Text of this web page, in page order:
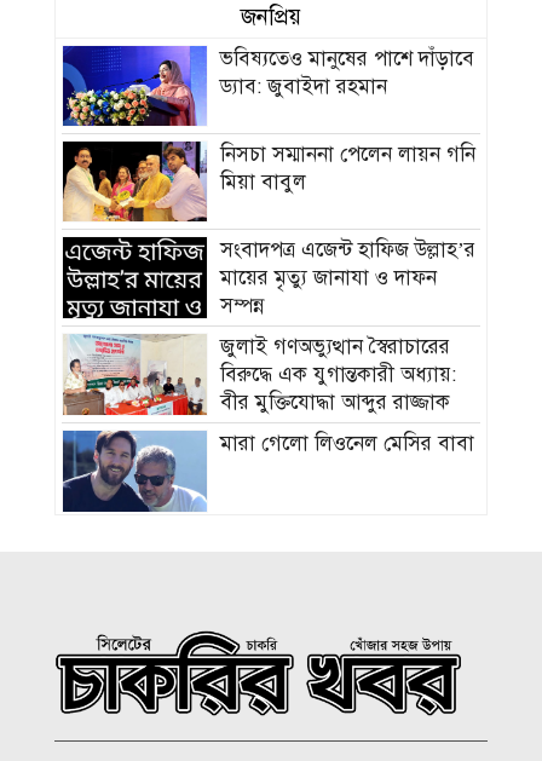
জনপ্রিয়
ভবিষ্যতেও মানুষের পাশে দাঁড়াবে
ড্যাব: জুবাইদা রহমান
নিসচা সম্মাননা পেলেন লায়ন গনি
মিয়া বাবুল
সংবাদপত্র এজেন্ট হাফিজ উল্লাহ’র
মায়ের মৃত্যু জানাযা ও দাফন
সম্পন্ন
জুলাই গণঅভ্যুত্থান স্বৈরাচারের
বিরুদ্ধে এক যুগান্তকারী অধ্যায়:
বীর মুক্তিযোদ্ধা আব্দুর রাজ্জাক
মারা গেলো লিওনেল মেসির বাবা
হাম ও উপসর্গে আরও ৪ শিশুর
মৃত্যু, নতুন রোগী ৭৭৬